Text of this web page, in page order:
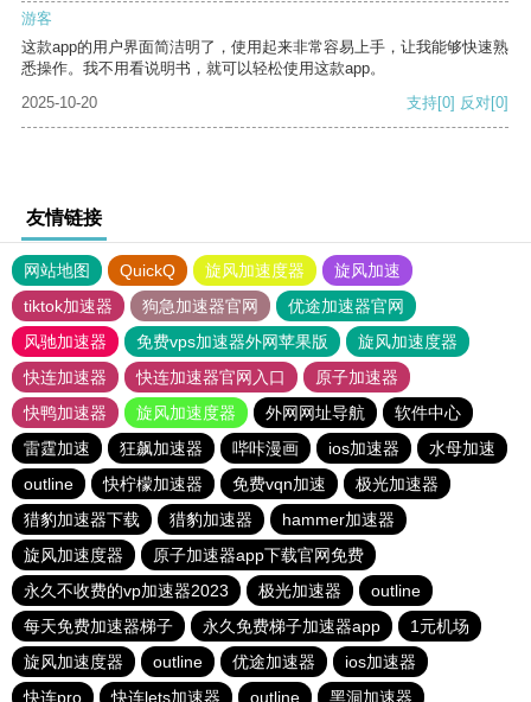
游客
这款app的用户界面简洁明了，使用起来非常容易上手，让我能够快速熟
悉操作。我不用看说明书，就可以轻松使用这款app。
2025-10-20
支持[0] 反对[0]
友情链接
网站地图 QuickQ 旋风加速度器
旋风加速
tiktok加速器
狗急加速器官网
优途加速器官网
风驰加速器
免费vps加速器外网苹果版
旋风加速度器
快连加速器
快连加速器官网入口
原子加速器
快鸭加速器
旋风加速度器 外网网址导航
软件中心
雷霆加速
狂飙加速器 哔咔漫画 ios加速器
水母加速
outline
快柠檬加速器 免费vqn加速
极光加速器
猎豹加速器下载
猎豹加速器
hammer加速器
旋风加速度器
原子加速器app下载官网免费
永久不收费的vp加速器2023
极光加速器
outline
每天免费加速器梯子
永久免费梯子加速器app
1元机场
旋风加速度器
outline 优途加速器
ios加速器
快连pro
快连lets加速器 outline 黑洞加速器